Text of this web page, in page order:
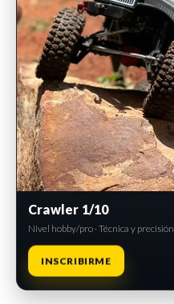
Crawler 1/10
Nivel hobby/pro · Técnica y precisión
INSCRIBIRME